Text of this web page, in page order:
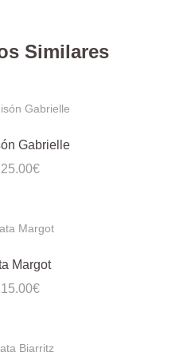
Similares
Gabrielle
€
Margot
€